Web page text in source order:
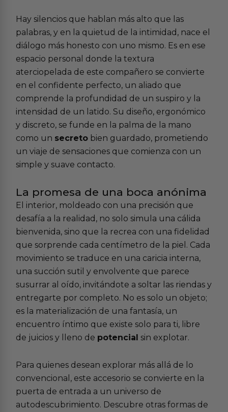
Hay silencios que hablan más alto que las
palabras, y en la quietud de la intimidad, nace el
diálogo más honesto con uno mismo. Es en ese
espacio personal donde la textura
aterciopelada de este compañero se convierte
en el confidente perfecto, un aliado que
comprende la profundidad de un suspiro y la
intensidad de un latido. Su diseño, ergonómico
y discreto, se funde en la palma de la mano
como un secreto bien guardado, prometiendo
un viaje de sensaciones que comienza con un
simple y suave contacto.
La promesa de una boca anónima
El interior, moldeado con una precisión que
desafía a la realidad, no solo simula una cálida
bienvenida, sino que la recrea con una fidelidad
que sorprende cada centímetro de la piel. Cada
movimiento se traduce en una caricia interna,
una succión sutil y envolvente que parece
susurrar al oído, invitándote a soltar las riendas y
entregarte por completo. No es solo un objeto;
es la materialización de una fantasía, un
encuentro íntimo que existe solo para ti, libre
de juicios y lleno de potencial sin explotar.
Para quienes desean explorar más allá de lo
convencional, este accesorio se convierte en la
puerta de entrada a un universo de
autodescubrimiento. Descubre otras formas de